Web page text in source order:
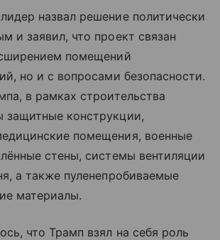
назвал решение политически
и заявил, что проект связан
помещений
но и с вопросами безопасности.
в рамках строительства
защитные конструкции,
помещения, военные
стены, системы вентиляции
а также пуленепробиваемые
материалы.
что Трамп взял на себя роль